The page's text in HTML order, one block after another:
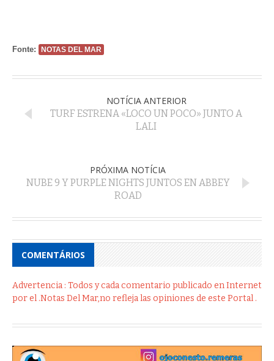
Fonte: NOTAS DEL MAR
NOTÍCIA ANTERIOR
TURF ESTRENA «LOCO UN POCO» JUNTO A
LALI
PRÓXIMA NOTÍCIA
NUBE 9 Y PURPLE NIGHTS JUNTOS EN ABBEY
ROAD
COMENTÁRIOS
Advertencia : Todos y cada comentario publicado en Internet
por el .Notas Del Mar,no refleja las opiniones de este Portal .